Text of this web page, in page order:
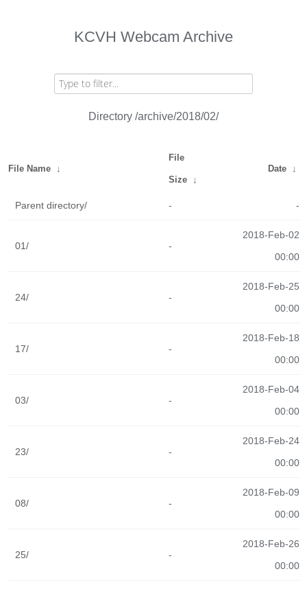
KCVH Webcam Archive
Directory /archive/2018/02/
File Name ↓
File
Size ↓
Date ↓
Parent directory/ - -
01/ -
2018-Feb-02
00:00
24/ -
2018-Feb-25
00:00
17/ -
2018-Feb-18
00:00
03/ -
2018-Feb-04
00:00
23/ -
2018-Feb-24
00:00
08/ -
2018-Feb-09
00:00
25/ -
2018-Feb-26
00:00